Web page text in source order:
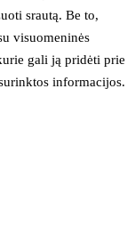
srautą. Be to,
visuomeninės
gali ją pridėti prie
informacijos.